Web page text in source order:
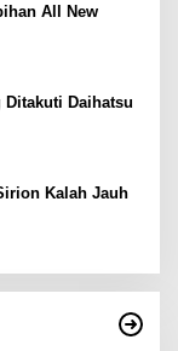
All New
Ditakuti Daihatsu
Kalah Jauh